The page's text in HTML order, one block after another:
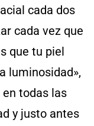
cada dos
cada vez que
que tu piel
luminosidad»,
en todas las
y justo antes